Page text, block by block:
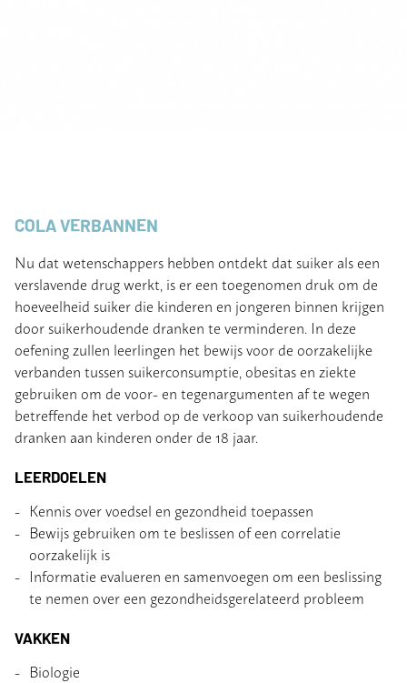
COLA VERBANNEN
Nu dat wetenschappers hebben ontdekt dat suiker als een
verslavende drug werkt, is er een toegenomen druk om de
hoeveelheid suiker die kinderen en jongeren binnen krijgen
door suikerhoudende dranken te verminderen. In deze
oefening zullen leerlingen het bewijs voor de oorzakelijke
verbanden tussen suikerconsumptie, obesitas en ziekte
gebruiken om de voor- en tegenargumenten af te wegen
betreffende het verbod op de verkoop van suikerhoudende
dranken aan kinderen onder de 18 jaar.
LEERDOELEN
Kennis over voedsel en gezondheid toepassen
Bewijs gebruiken om te beslissen of een correlatie
oorzakelijk is
Informatie evalueren en samenvoegen om een beslissing
te nemen over een gezondheidsgerelateerd probleem
VAKKEN
Biologie